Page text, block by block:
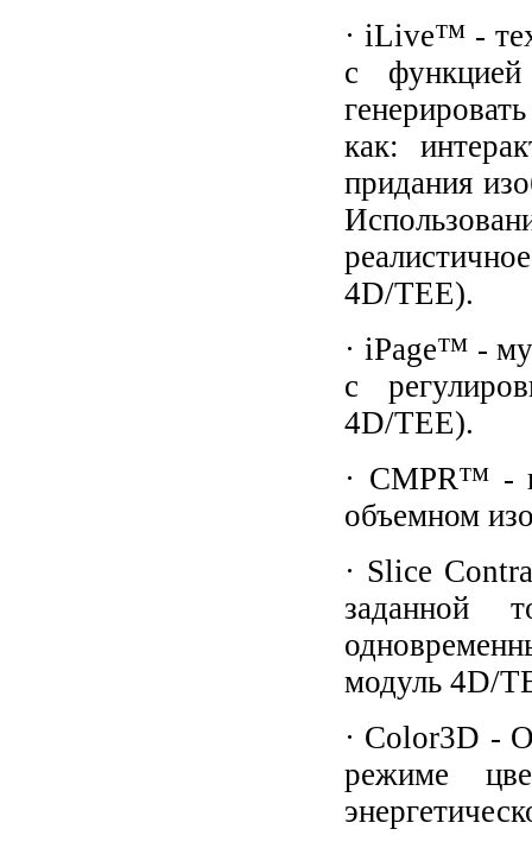
· iLive™ -
с функцией
как:
придания
4D/TEE).
· iPage™ -
с
4D/TEE).
· CMPR™ -
объемном
· Slice
заданной
модуль 4D/
· Color3D -
режиме